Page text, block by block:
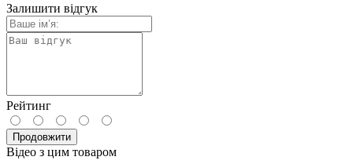
Залишити відгук
Рейтинг
Продовжити
Відео з цим товаром